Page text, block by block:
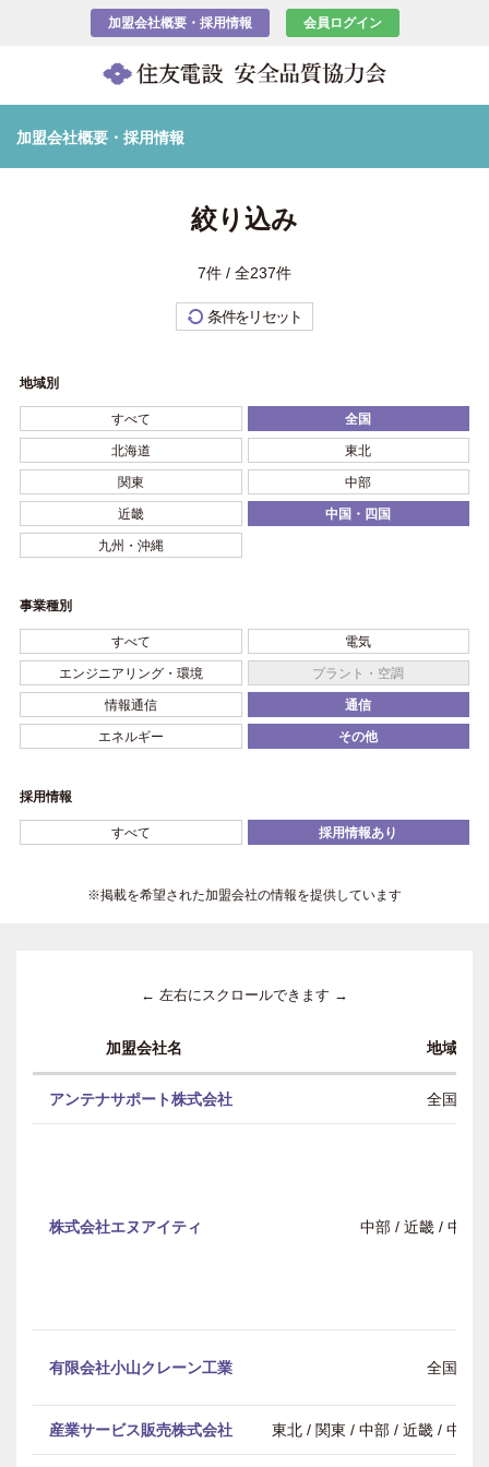
加盟会社概要・採用情報 会員ログイン
加盟会社概要・採用情報
絞り込み
7件 / 全237件
条件をリセット
地域別
すべて 全国
北海道 東北
関東 中部
近畿 中国・四国
九州・沖縄
事業種別
すべて 電気
エンジニアリング・環境 プラント・空調
情報通信 通信
エネルギー その他
採用情報
すべて 採用情報あり
※掲載を希望された加盟会社の情報を提供しています
← 左右にスクロールできます →
加盟会社名 地域
アンテナサポート株式会社 全国
株式会社エヌアイティ 中部 / 近畿 / 中国
有限会社小山クレーン工業 全国
産業サービス販売株式会社 東北 / 関東 / 中部 / 近畿 / 中国